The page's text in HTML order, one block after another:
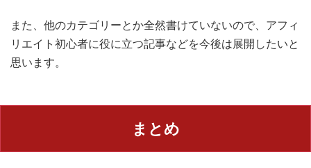
また、他のカテゴリーとか全然書けていないので、アフィ
リエイト初心者に役に立つ記事などを今後は展開したいと
思います。
まとめ